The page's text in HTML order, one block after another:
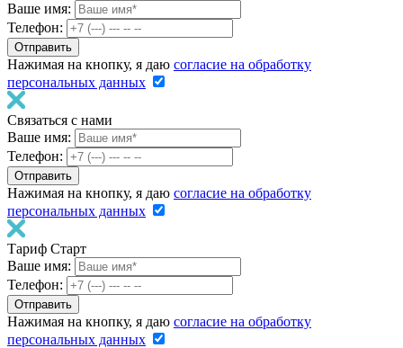
Ваше имя:
Телефон:
Нажимая на кнопку, я даю согласие на обработку
персональных данных
Связаться с нами
Ваше имя:
Телефон:
Нажимая на кнопку, я даю согласие на обработку
персональных данных
Тариф Старт
Ваше имя:
Телефон:
Нажимая на кнопку, я даю согласие на обработку
персональных данных